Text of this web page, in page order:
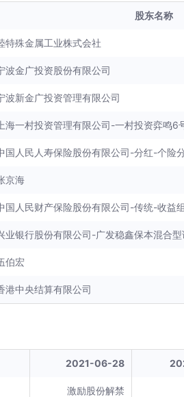
股东名称
特殊金属工业株式会社
波金广投资股份有限公司
波新金广投资管理有限公司
上海一村投资管理有限公司-一村投资弈鸣6
国人民人寿保险股份有限公司-分红-个险
京海
国人民财产保险股份有限公司-传统-收益
业银行股份有限公司-广发稳鑫保本混合
伯宏
港中央结算有限公司
2021-06-28
激励股份解禁